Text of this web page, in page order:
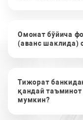
Омонат бўйича
(аванс шаклида)
Тижорат
қандай
мумкин?